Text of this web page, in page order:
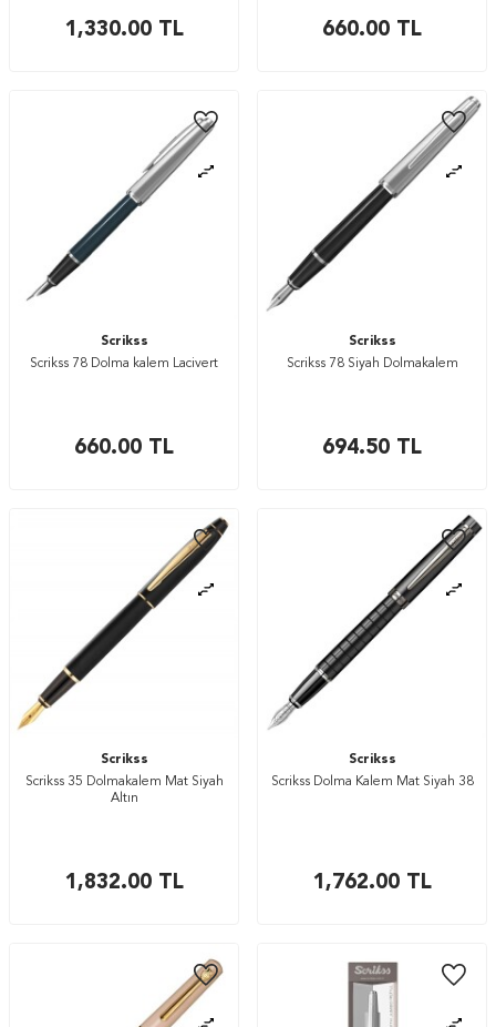
1,330.00TL 660.00 TL
Scrikss
Scrikss 78 Dolma kalem Lacivert
660.00 TL
Scrikss
Scrikss 78 Siyah Dolmakalem
694.50 TL
Scrikss
Scrikss 35 Dolmakalem Mat Siyah
Altın
1,832.00TL
Scrikss
Scrikss Dolma Kalem Mat Siyah 38
1,762.00TL